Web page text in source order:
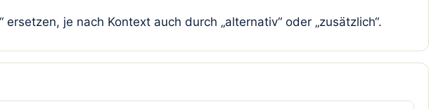
je nach Kontext auch durch „alternativ“ oder „zusätzlich“.